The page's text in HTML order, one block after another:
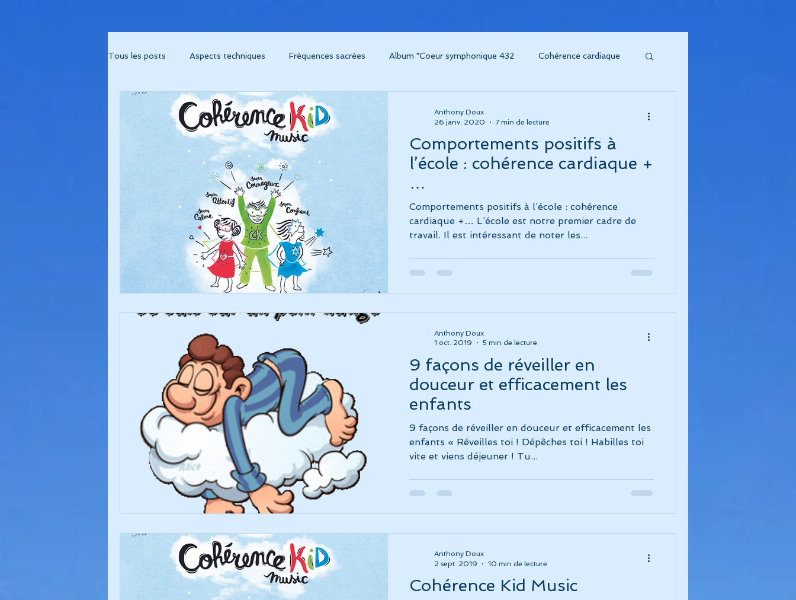
Tous les posts Aspects techniques Fréquences sacrées Album "Coeur symphonique 432 Cohérence cardiaque
Album "Métamorphose" Album Caresse
Album "Fréquence 741" Album "Voyage sonore 432" Album "Amplitude" Album "Concerto Vibratoire"
Album Cohérence Kid Music grossesse, chant et musique
thérapies musicales psychorésonance Technologies modernes pour la santé
Sommeil Album Immersion Vidéos et reportages Album Fréquence 528 La musique de l'instinct
Votre communauté
Comportements positifs à
l’école : cohérence cardiaque +
…
Comportements positifs à l’école : cohérence
cardiaque +… L’école est notre premier cadre de
travail. Il est intéressant de noter les...
Anthony Doux
26 janv. 2020
7 min de lecture
9 façons de réveiller en
douceur et efficacement les
enfants
9 façons de réveiller en douceur et efficacement les
enfants « Réveilles toi ! Dépêches toi ! Habilles toi
vite et viens déjeuner ! Tu...
Anthony Doux
1 oct. 2019
5 min de lecture
Cohérence Kid Music
Anthony Doux
2 sept. 2019
10 min de lecture